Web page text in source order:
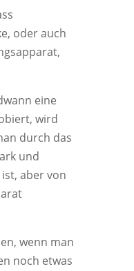
oder auch
eine
wird
durch das
und
aber von
wenn man
noch etwas